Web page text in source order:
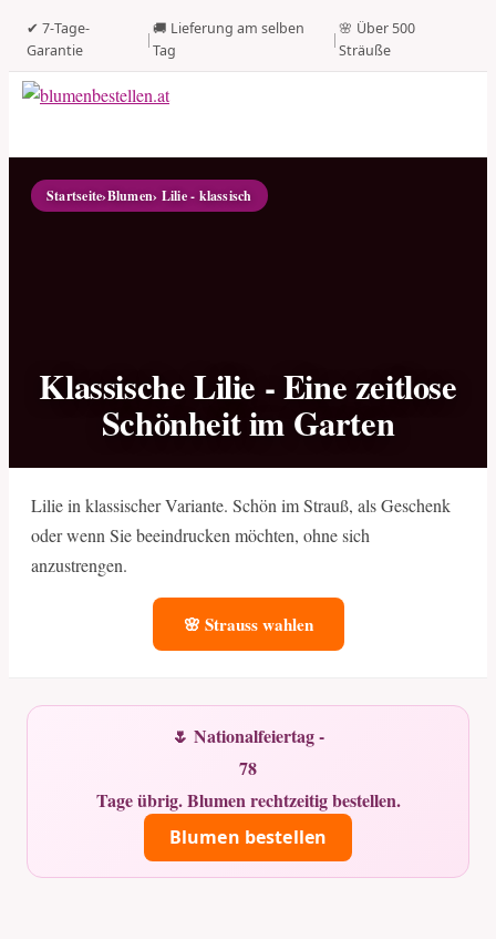
✔ 7-Tage-
Garantie
|
🚚 Lieferung am selben
Tag
|
🌸 Über 500
Sträuße
Startseite›Blumen› Lilie - klassisch
Klassische Lilie - Eine zeitlose
Schönheit im Garten
Lilie in klassischer Variante. Schön im Strauß, als Geschenk
oder wenn Sie beeindrucken möchten, ohne sich
anzustrengen.
🌸 Strauss wahlen
🌷 Nationalfeiertag -
78
Tage übrig. Blumen rechtzeitig bestellen.
Blumen bestellen